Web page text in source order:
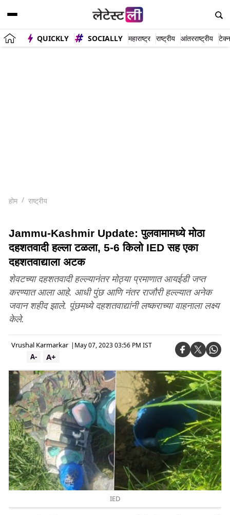
QUICKLY SOCIALLY महाराष्ट्र राष्ट्रीय आंतरराष्ट्रीय
होम राष्ट्रीय
Jammu-Kashmir Update: पुलवामामध्ये मोठा
दहशतवादी हल्ला टळला, 5-6 किलो IED सह एका
दहशतवाद्याला अटक
शेवटच्या दहशतवादी हल्ल्यानंतर मोठ्या प्रमाणात आयईडी जप्त
करण्यात आला आहे. आधी पुंछ आणि नंतर राजौरी हल्ल्यात अनेक
जवान शहीद झाले. पूंछमध्ये दहशतवाद्यांनी लष्कराच्या वाहनाला लक्ष्य
केले.
Vrushal Karmarkar | May 07, 2023 03:56 PM IST
A+
A-
IED